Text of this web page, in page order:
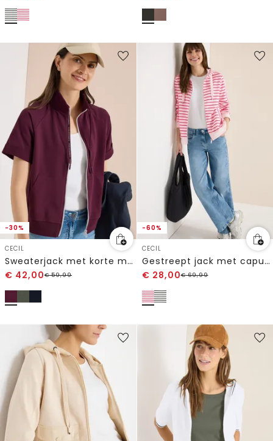
-30%
CECIL
Sweaterjack met korte mouwen en ritssluiting
€ 42,00€59,99
-60%
CECIL
Gestreept jack met capuchon
€ 28,00€69,99